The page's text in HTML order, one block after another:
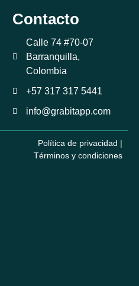
Contacto
Calle 74 #70-07
Barranquilla,
Colombia
+57 317 317 5441
info@grabitapp.com
Política de privacidad |
Términos y condiciones